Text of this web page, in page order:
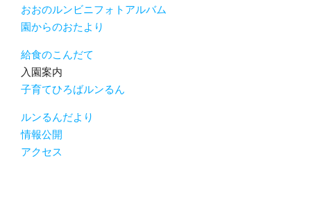
おおのルンビニフォトアルバム
園からのおたより
給食のこんだて
入園案内
子育てひろばルンるん
ルンるんだより
情報公開
アクセス